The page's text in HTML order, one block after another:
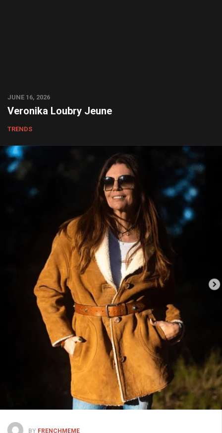
JUNE 16, 2026
Veronika Loubry Jeune
TRENDS
BY FRENCHMEME